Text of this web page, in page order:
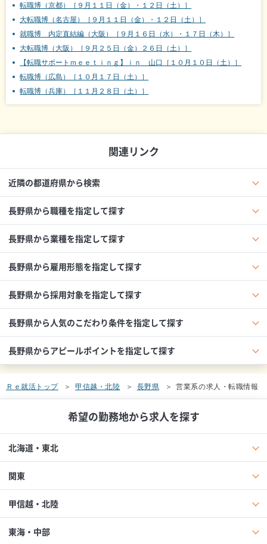
転職博（京都）［９月１１日（金）・１２日（土）］
大転職博（名古屋）［９月１１日（金）・１２日（土）］
就職博 内定直結編（大阪）［９月１６日（水）・１７日（木）］
大転職博（大阪）［９月２５日（金）２６日（土）］
【転職サポートｍｅｅｔｉｎｇ】ｉｎ 山口［１０月１０日（土）］
転職博（広島）［１０月１７日（土）］
転職博（兵庫）［１１月２８日（土）］
関連リンク
近隣の都道府県から検索
長野県から職種を指定して探す
長野県から業種を指定して探す
長野県から雇用形態を指定して探す
長野県から採用対象を指定して探す
長野県から人気のこだわり条件を指定して探す
長野県からアピールポイントを指定して探す
Ｒｅ就活トップ 甲信越・北陸 長野県 営業系の求人・転職情報
希望の勤務地から求人を探す
北海道・東北
関東
甲信越・北陸
東海・中部